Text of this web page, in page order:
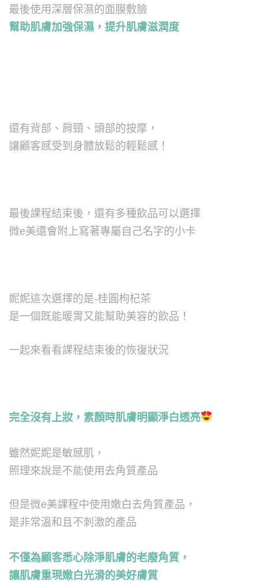
最後使用深層保濕的面膜敷臉
幫助肌膚加強保濕，提升肌膚滋潤度
還有背部、肩頸、頭部的按摩，
讓顧客感受到身體放鬆的輕鬆感！
最後課程結束後，還有多種飲品可以選擇
微e美還會附上寫著專屬自己名字的小卡
妮妮這次選擇的是-桂圓枸杞茶
是一個既能暖胃又能幫助美容的飲品！
一起來看看課程結束後的恢復狀況
完全沒有上妝，素顏時肌膚明顯淨白透亮
雖然妮妮是敏感肌，
照理來說是不能使用去角質產品
但是微e美課程中使用嫩白去角質產品，
是非常溫和且不刺激的產品
不僅為顧客悉心除淨肌膚的老廢角質，
讓肌膚重現嫩白光滑的美好膚質